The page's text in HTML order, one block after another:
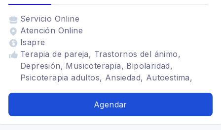
Servicio Online
Atención Online
Isapre
Terapia de pareja, Trastornos del ánimo,
Depresión, Musicoterapia, Bipolaridad,
Psicoterapia adultos, Ansiedad, Autoestima,
Problemas relacionales, Crisis vitales,
sociales, Temáticas laborales
Agendar